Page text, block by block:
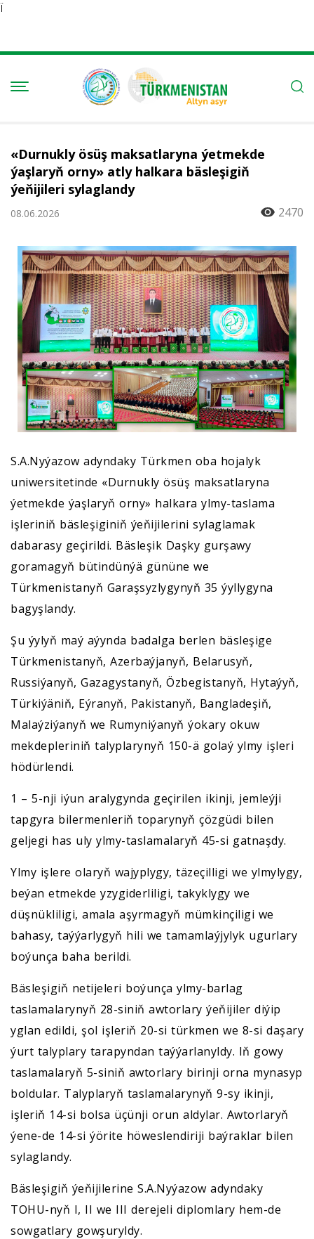
Ï
«Durnukly ösüş maksatlaryna ýetmekde
ýaşlaryň orny» atly halkara bäsleşigiň
ýeňijileri sylaglandy
08.06.2026 2470
S.A.Nyýazow adyndaky Türkmen oba hojalyk
uniwersitetinde «Durnukly ösüş maksatlaryna
ýetmekde ýaşlaryň orny» halkara ylmy-taslama
işleriniň bäsleşiginiň ýeňijilerini sylaglamak
dabarasy geçirildi. Bäsleşik Daşky gurşawy
goramagyň bütindünýä gününe we
Türkmenistanyň Garaşsyzlygynyň 35 ýyllygyna
bagyşlandy.
Şu ýylyň maý aýynda badalga berlen bäsleşige
Türkmenistanyň, Azerbaýjanyň, Belarusyň,
Russiýanyň, Gazagystanyň, Özbegistanyň, Hytaýyň,
Türkiýäniň, Eýranyň, Pakistanyň, Bangladeşiň,
Malaýziýanyň we Rumyniýanyň ýokary okuw
mekdepleriniň talyplarynyň 150-ä golaý ylmy işleri
hödürlendi.
1 – 5-nji iýun aralygynda geçirilen ikinji, jemleýji
tapgyra bilermenleriň toparynyň çözgüdi bilen
geljegi has uly ylmy-taslamalaryň 45-si gatnaşdy.
Ylmy işlere olaryň wajyplygy, täzeçilligi we ylmylygy,
beýan etmekde yzygiderliligi, takyklygy we
düşnükliligi, amala aşyrmagyň mümkinçiligi we
bahasy, taýýarlygyň hili we tamamlaýjylyk ugurlary
boýunça baha berildi.
Bäsleşigiň netijeleri boýunça ylmy-barlag
taslamalarynyň 28-siniň awtorlary ýeňijiler diýip
yglan edildi, şol işleriň 20-si türkmen we 8-si daşary
ýurt talyplary tarapyndan taýýarlanyldy. Iň gowy
taslamalaryň 5-siniň awtorlary birinji orna mynasyp
boldular. Talyplaryň taslamalarynyň 9-sy ikinji,
işleriň 14-si bolsa üçünji orun aldylar. Awtorlaryň
ýene-de 14-si ýörite höweslendiriji baýraklar bilen
sylaglandy.
Bäsleşigiň ýeňijilerine S.A.Nyýazow adyndaky
TOHU-nyň I, II we III derejeli diplomlary hem-de
sowgatlary gowşuryldy.